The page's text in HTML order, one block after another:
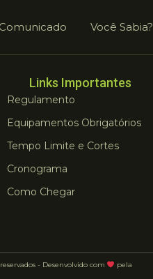
Comunicado Você Sabia?
Links Importantes
Regulamento
Equipamentos Obrigatórios
Tempo Limite e Cortes
Cronograma
Como Chegar
- Desenvolvido com pela